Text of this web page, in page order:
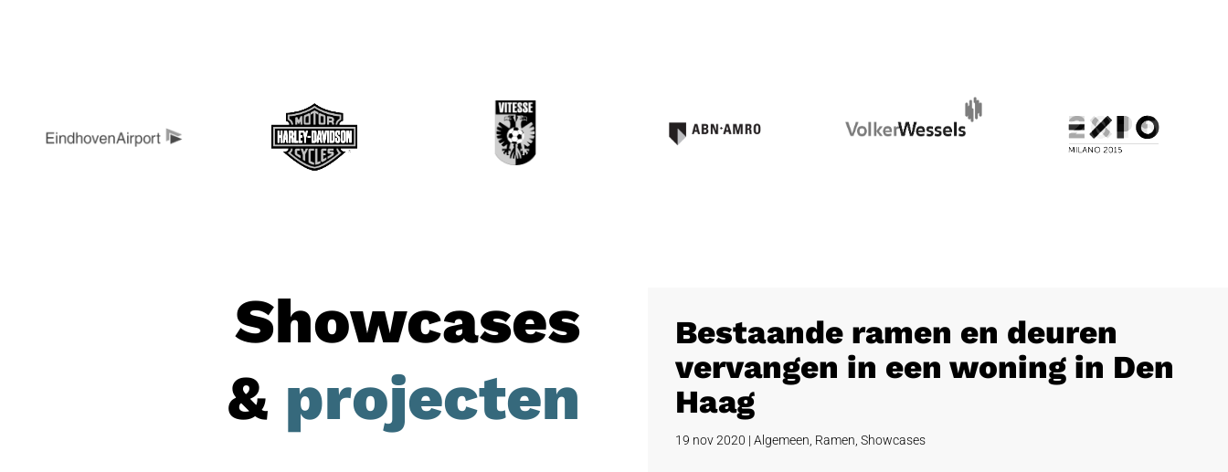
Showcases
& projecten
Bestaande ramen en deuren
vervangen in een woning in Den
Haag
19 nov 2020 | Algemeen Ramen Showcases